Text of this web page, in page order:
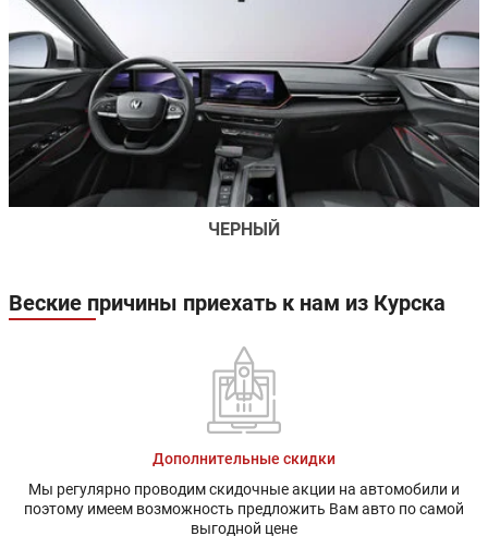
ЧЕРНЫЙ
Веские причины приехать к нам из Курска
Дополнительные скидки
Мы регулярно проводим скидочные акции на автомобили и
поэтому имеем возможность предложить Вам авто по самой
выгодной цене